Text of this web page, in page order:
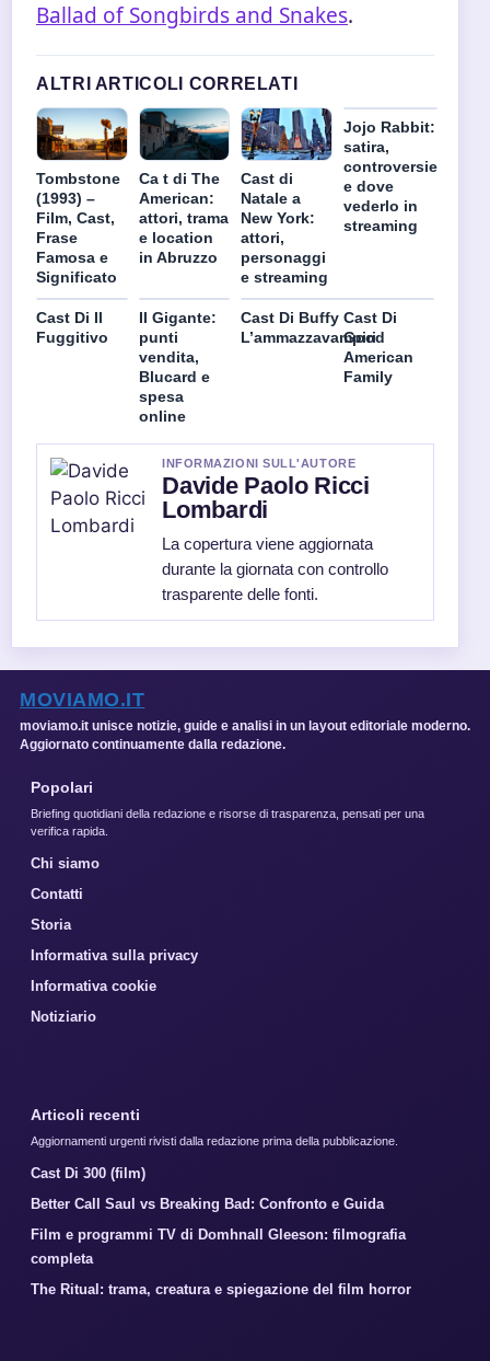
Ballad of Songbirds and Snakes.
ALTRI ARTICOLI CORRELATI
Tombstone
(1993) –
Film, Cast,
Frase
Famosa e
Significato
Ca t di The
American:
attori, trama
e location
in Abruzzo
Cast di
Natale a
New York:
attori,
personaggi
e streaming
Jojo Rabbit:
satira,
controversie
e dove
vederlo in
streaming
Cast Di Il
Fuggitivo
Il Gigante:
punti
vendita,
Blucard e
spesa
online
Cast Di Buffy
L’ammazzavampiri
Cast Di
Good
American
Family
INFORMAZIONI SULL'AUTORE
Davide Paolo Ricci
Lombardi
La copertura viene aggiornata
durante la giornata con controllo
trasparente delle fonti.
MOVIAMO.IT
moviamo.it unisce notizie, guide e analisi in un layout editoriale moderno.
Aggiornato continuamente dalla redazione.
Popolari
Briefing quotidiani della redazione e risorse di trasparenza, pensati per una
verifica rapida.
Chi siamo
Contatti
Storia
Informativa sulla privacy
Informativa cookie
Notiziario
Articoli recenti
Aggiornamenti urgenti rivisti dalla redazione prima della pubblicazione.
Cast Di 300 (film)
Better Call Saul vs Breaking Bad: Confronto e Guida
Film e programmi TV di Domhnall Gleeson: filmografia
completa
The Ritual: trama, creatura e spiegazione del film horror